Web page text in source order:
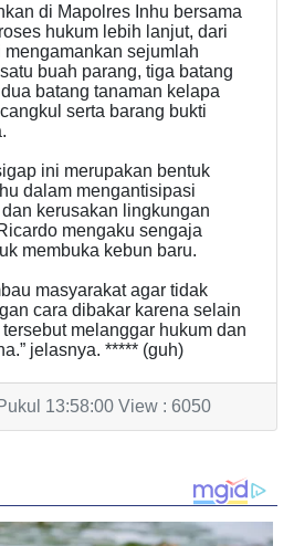
di Mapolres Inhu bersama
hukum lebih lanjut, dari
sejumlah
buah parang, tiga batang
batang tanaman kelapa
serta barang bukti
ini merupakan bentuk
dalam mengantisipasi
kerusakan lingkungan
mengaku sengaja
membuka kebun baru.
masyarakat agar tidak
cara dibakar karena selain
melanggar hukum dan
jelasnya. ***** (guh)
13:58:00 View : 6050